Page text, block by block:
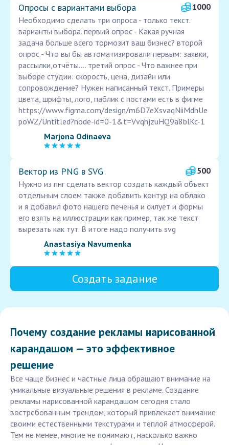
Опросы с вариантами выбора
1000
Необходимо сделать три опроса - только текст.
варианты выбора. первый опрос - Какая ручная
задача больше всего тормозит ваш бизнес? второй
опрос - Что вы бы автоматизировали первым: заявки,
рассылки,отчёты.... третий опрос - Что важнее при
выборе студии: скорость, цена, дизайн или
сопровождение? Нужен написанный текст. Примеры
цвета, шрифты, лого, паблик с постами есть в фигме
https://www.figma.com/design/m6D7eXsvaqNiiMdhUe
poWZ/Untitled?node-id=0-1&t=VvqhjzuHQ9a8blKc-1
Marjona Odinaeva
Вектор из PNG в SVG
500
Нужно из пнг сделать вектор создать каждый объект
отдельным слоем также добавить контур на облако
и я добавил фото нашего печенья и силует и формы
его взять на иллюстрации как пример, так же текст
вырезать как тут. В итоге надо получить svg
Anastasiya Navumenka
Создать задание
Почему создание рекламы нарисованной
карандашом — это эффективное
решение
Все чаще бизнес и частные лица обращают внимание на
уникальные визуальные решения в рекламе. Создание
рекламы нарисованной карандашом сегодня стало
востребованным трендом, который привлекает внимание
своими естественными текстурами и теплой атмосферой.
Тем не менее, многие не понимают, насколько важно